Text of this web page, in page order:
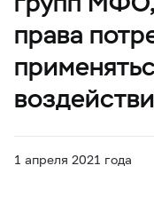
права
1 апреля 2021 года